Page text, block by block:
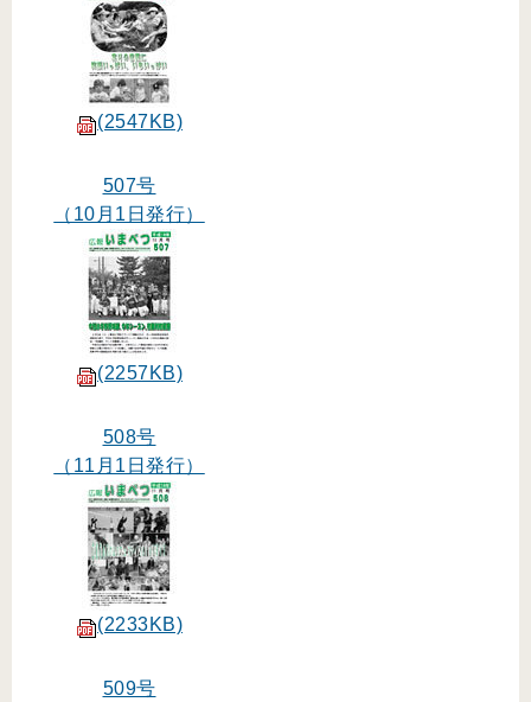
(2547KB)
507号
（10月1日発行）
(2257KB)
508号
（11月1日発行）
(2233KB)
509号